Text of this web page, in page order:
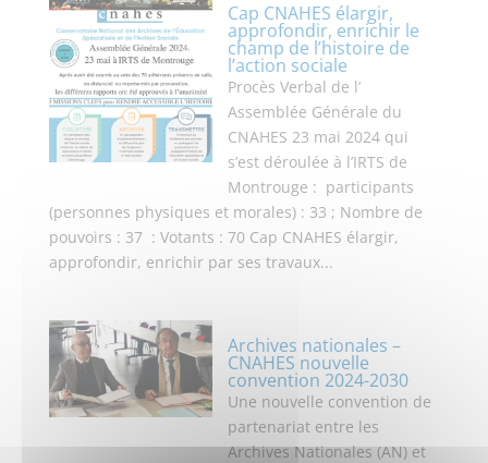
Cap CNAHES élargir,
approfondir, enrichir le
champ de l’histoire de
l’action sociale
Procès Verbal de l’
Assemblée Générale du
CNAHES 23 mai 2024 qui
s’est déroulée à l’IRTS de
Montrouge : participants
(personnes physiques et morales) : 33 ; Nombre de
pouvoirs : 37 : Votants : 70 Cap CNAHES élargir,
approfondir, enrichir par ses travaux...
Archives nationales –
CNAHES nouvelle
convention 2024-2030
Une nouvelle convention de
partenariat entre les
Archives Nationales (AN) et